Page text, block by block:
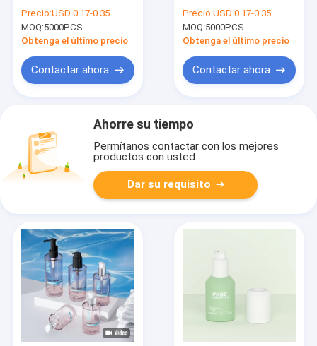
corporal, ideales
para soluciones de
envasado de
sérums, aceites y
tónicos faciales
Precio:USD 0.17-0.35
MOQ:5000PCS
Obtenga el último precio
Contactar ahora
Material de botella
de vidrio resistente
diseñado para
de la piel y belleza
Precio:USD 0.17-0.35
MOQ:5000PCS
Obtenga el último precio
Contactar ahora
Ahorre su tiempo
Permítanos contactar con los mejores
productos con usted.
Dar su requisito